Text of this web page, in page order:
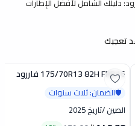
تعجبك
تخفيض 175/70R13 82H FRD16 فاررود
🛡️الضمان: ثلاث سنوات
الصين/تاريخ 2025